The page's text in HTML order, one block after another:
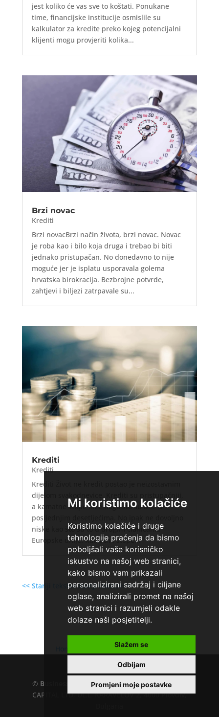
Mi koristimo kolačiće
Koristimo kolačiće i druge
tehnologije praćenja da bismo
poboljšali vaše korisničko
iskustvo na našoj web stranici,
kako bismo vam prikazali
personalizirani sadržaj i ciljane
oglase, analizirali promet na našoj
web stranici i razumjeli odakle
dolaze naši posjetitelji.
Slažem se
Odbijam
Promjeni moje postavke
jest koliko će vas sve to koštati. Ponukane
time, financijske institucije osmislile su
kalkulator za kredite preko kojeg potencijalni
klijenti mogu provjeriti kolika...
Brzi novac
Krediti
Brzi novacBrzi način života, brzi novac. Novac
je roba kao i bilo koja druga i trebao bi biti
jednako pristupačan. No donedavno to nije
moguće jer je isplatu usporavala golema
hrvatska birokracija. Bezbrojne potvrde,
zahtjevi i biljezi zatrpavale su...
Krediti
Krediti
Krediti Život ne kredit postao je neizostavnim
dijelom svakodnevice. Krediti su pristupačniji,
a kamatne stope niže nego što su bile u
posljednjim desetljećima. No ipak ne dovoljno
niske kao što su to u drugim članicama
Europske unije. Kamatne stope...
<< Stariji tekstoviNoviji tekstovi >>
Uvjeti za stambeni kredit
© Business.hr
EU VAT number : 205391327, KD
CAPITAL LTD, UL.L. KARAVELOV 2, 4000 Plovdiv,